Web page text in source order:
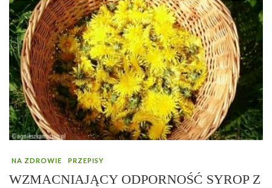
NA ZDROWIE PRZEPISY
WZMACNIAJĄCY ODPORNOŚĆ SYROP Z